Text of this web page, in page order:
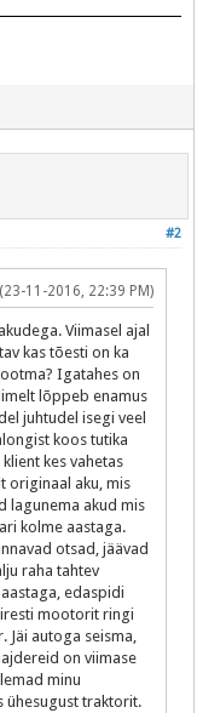
#2
(23-11-2016, 22:39 PM)
Viimasel ajal
kas tõesti on ka
Igatahes on
lõppeb enamus
juhtudel isegi veel
koos tutika
kes vahetas
originaal aku, mis
lagunema akud mis
kolme aastaga.
otsad, jäävad
raha tahtev
edaspidi
mootorit ringi
Jäi autoga seisma,
on viimase
minu
ühesugust traktorit.